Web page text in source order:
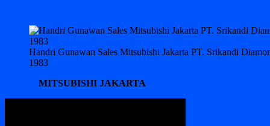
Handri Gunawan Sales Mitsubishi Jakarta PT. Srikandi
1983
MITSUBISHI JAKARTA